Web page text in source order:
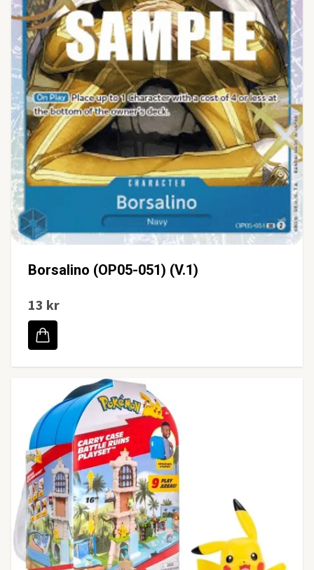
Borsalino (OP05-051) (V.1)
13 kr